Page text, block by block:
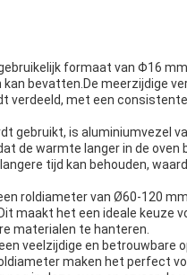
formaat van Φ16
bevatten.De meerzijdige
verdeeld, met een
gebruikt, is aluminiumvezel
de warmte langer in de oven
tijd kan behouden,
roldiameter van Ø60-120
maakt het een ideale keuze
materialen te hanteren.
veelzijdige en betrouwbare
maken het perfect